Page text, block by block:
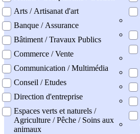
Arts / Artisanat d'art
Banque / Assurance
Bâtiment / Travaux Publics
Commerce / Vente
Communication / Multimédia
Conseil / Etudes
Direction d'entreprise
Espaces verts et naturels /
Agriculture / Pêche / Soins aux
animaux